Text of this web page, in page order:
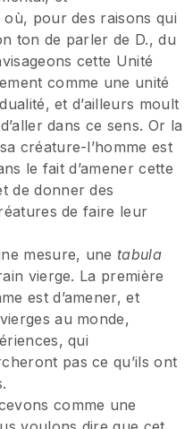
pour des raisons qui
ton de parler de D., du
cette Unité
comme une unité
et d’ailleurs moult
dans ce sens. Or la
créature-l’homme est
le fait d’amener cette
de donner des
de faire leur
mesure, une tabula
vierge. La première
est d’amener, et
au monde,
qui
pas ce qu’ils ont
comme une